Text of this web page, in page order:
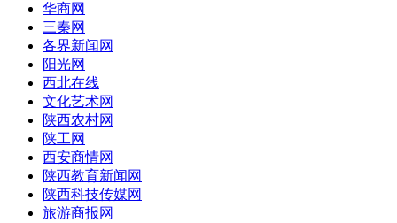
华商网
三秦网
各界新闻网
阳光网
西北在线
文化艺术网
陕西农村网
陕工网
西安商情网
陕西教育新闻网
陕西科技传媒网
旅游商报网